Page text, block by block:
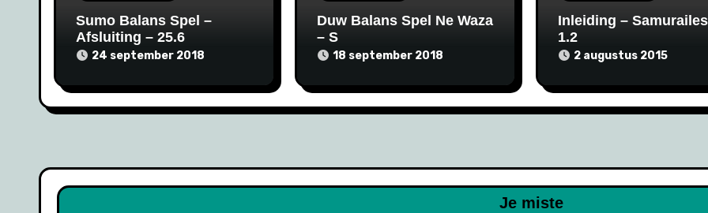
Sumo Balans Spel –
Afsluiting – 25.6
24 september 2018
Duw Balans Spel Ne Waza
– S
18 september 2018
Inleiding –
1.2
2 augustus 2015
Je miste